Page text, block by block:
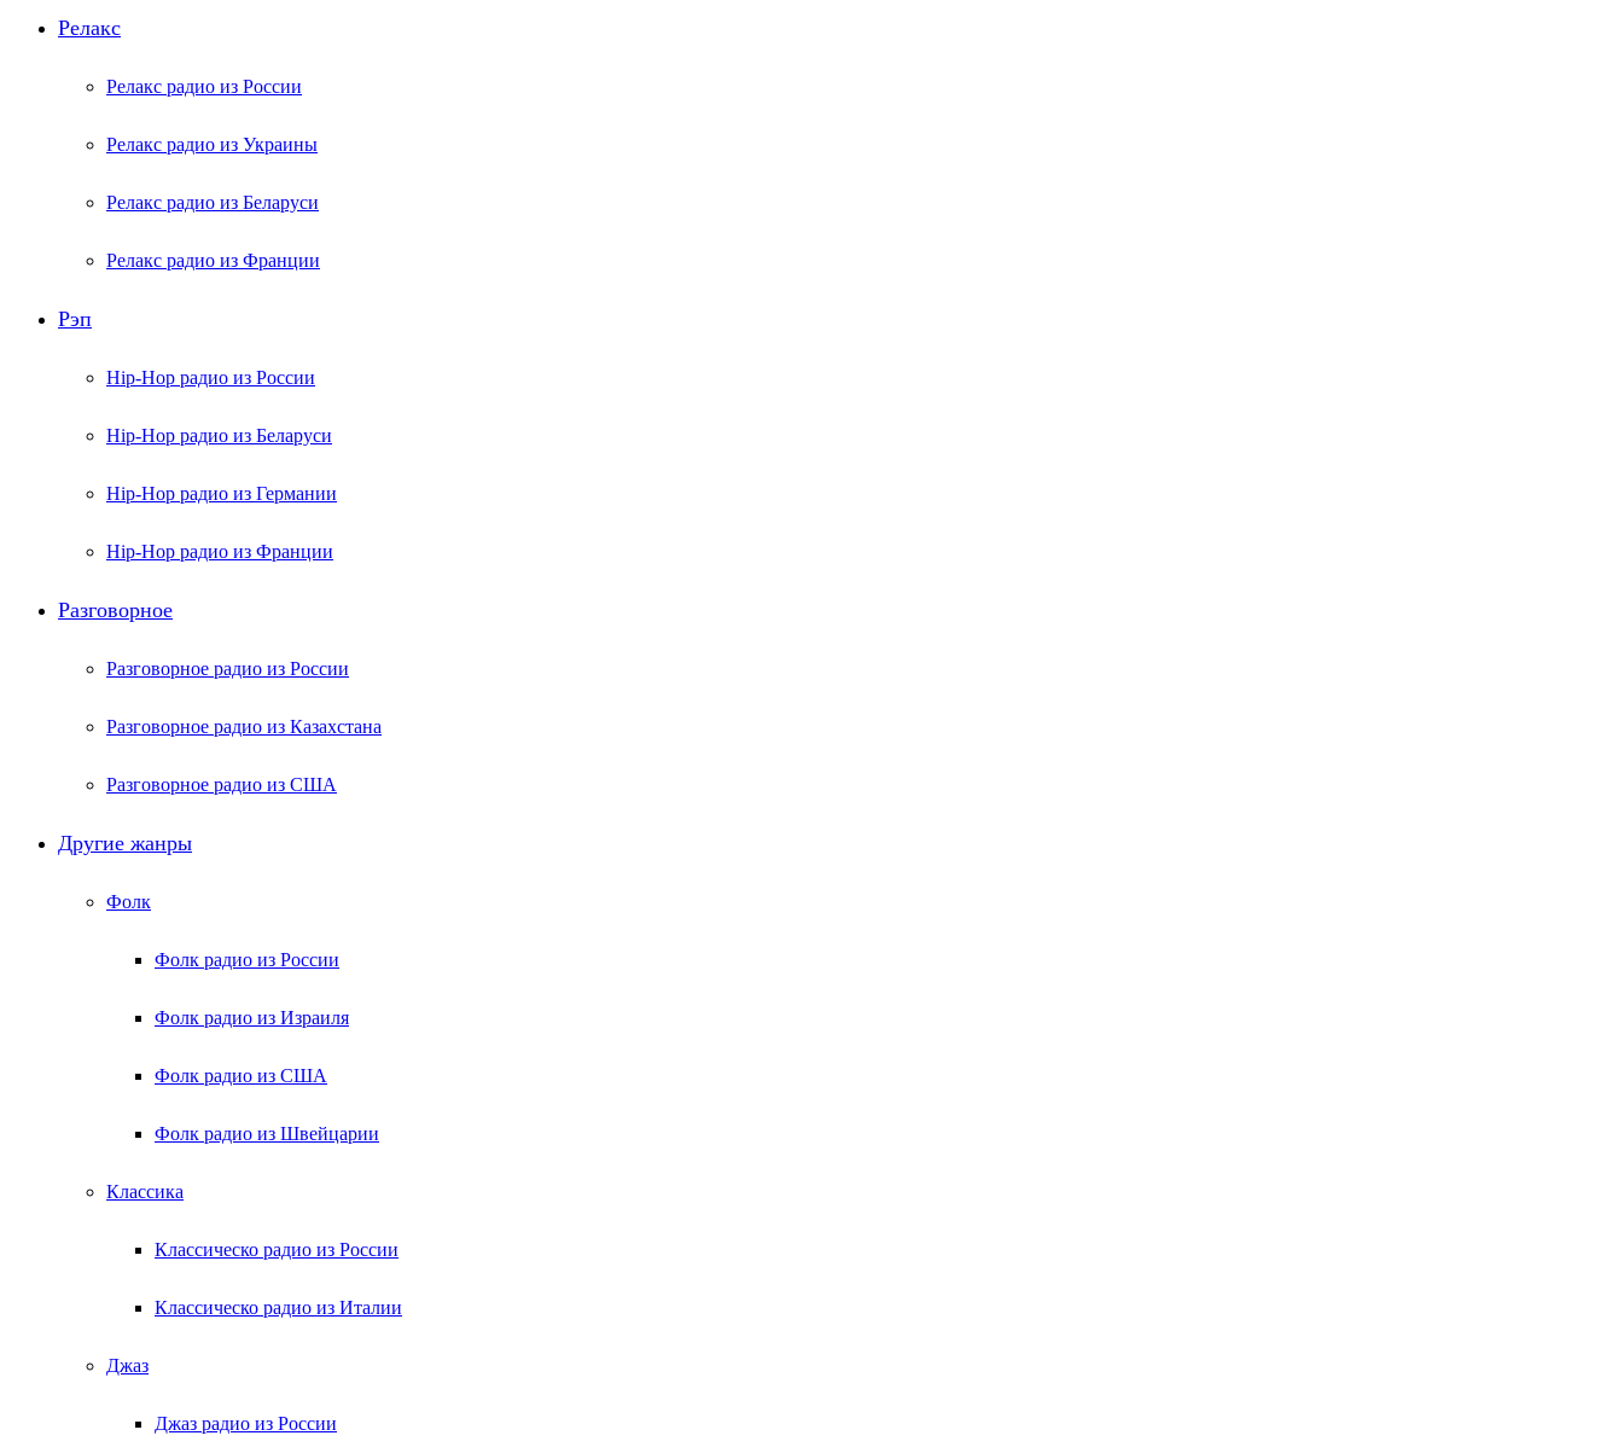
Релакс
Релакс радио из России
Релакс радио из Украины
Релакс радио из Беларуси
Релакс радио из Франции
Рэп
Hip-Hop радио из России
Hip-Hop радио из Беларуси
Hip-Hop радио из Германии
Hip-Hop радио из Франции
Разговорное
Разговорное радио из России
Разговорное радио из Казахстана
Разговорное радио из США
Другие жанры
Фолк
Фолк радио из России
Фолк радио из Израиля
Фолк радио из США
Фолк радио из Швейцарии
Классика
Классическо радио из России
Классическо радио из Италии
Джаз
Джаз радио из России